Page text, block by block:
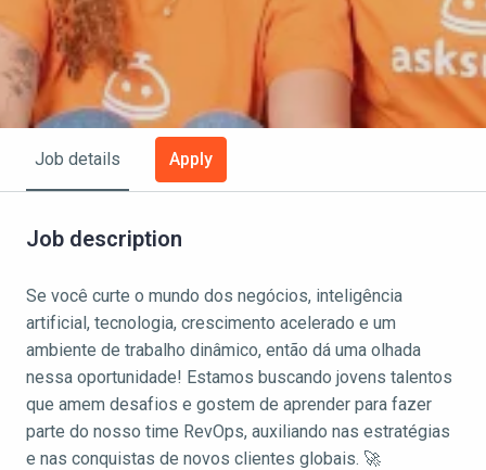
Job details Apply
Job description
Se você curte o mundo dos negócios, inteligência
artificial, tecnologia, crescimento acelerado e um
ambiente de trabalho dinâmico, então dá uma olhada
nessa oportunidade! Estamos buscando jovens talentos
que amem desafios e gostem de aprender para fazer
parte do nosso time RevOps, auxiliando nas estratégias
e nas conquistas de novos clientes globais. 🚀